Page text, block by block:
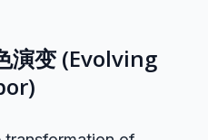
演变 (Evolving